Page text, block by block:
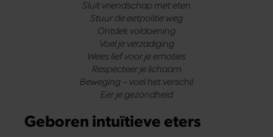
Sluit vriendschap met eten
Stuur de eetpolitie weg
Ontdek voldoening
Voel je verzadiging
Wees lief voor je emoties
Respecteer je lichaam
Beweging – voel het verschil
Eer je gezondheid
Geboren intuïtieve eters